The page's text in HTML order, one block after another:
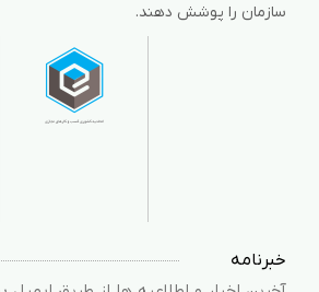
سازمان را پوشش دهند.
خبرنامه